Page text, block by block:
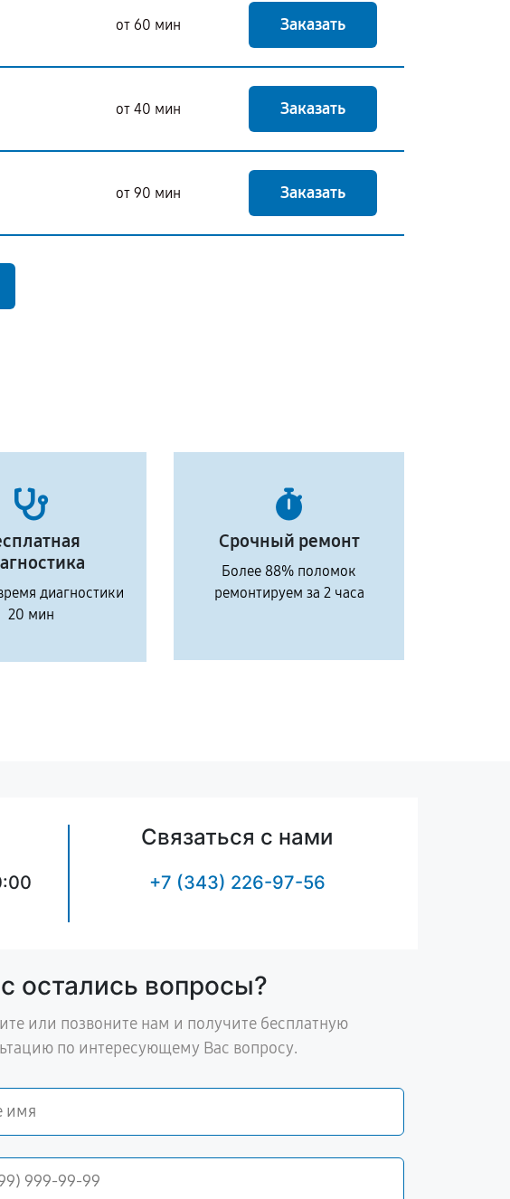
от 60 мин Заказать
от 40 мин Заказать
от 90 мин Заказать
диагностики
20 мин
Срочный ремонт
Более 88% поломок
ремонтируем за 2 часа
Связаться с нами
+7 (343) 226-97-56
остались вопросы?
или позвоните нам и получите бесплатную
по интересующему Вас вопросу.